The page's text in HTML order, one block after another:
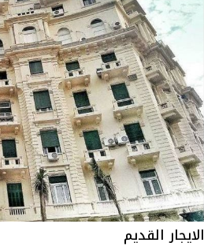
الايجار القديم